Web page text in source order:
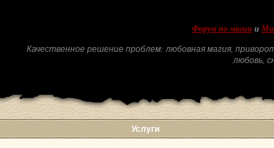
Форум по магии и
Качественное решение проблем: любовная магия,
любовь,
Услуги